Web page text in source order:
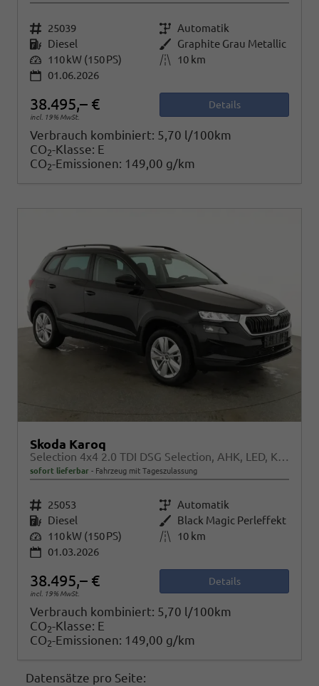
Fahrzeugnr. 25039 Getriebe Automatik
Kraftstoff Diesel Außenfarbe Graphite Grau Metallic
Leistung 110 kW (150 PS) Kilometerstand
10 km
01.06.2026
38.495,– €
incl. 19% MwSt.
Details
Verbrauch kombiniert: 5,70 l/100km
CO2-Klasse: E
CO2-Emissionen: 149,00 g/km
Skoda Karoq
Selection 4x4 2.0 TDI DSG Selection, AHK, LED, Kamera, Winter, el. Klappe, 4 J.-Garantie
sofort lieferbar Fahrzeug mit Tageszulassung
Fahrzeugnr. 25053 Getriebe Automatik
Kraftstoff Diesel Außenfarbe Black Magic Perleffekt
Leistung 110 kW (150 PS) Kilometerstand
10 km
01.03.2026
38.495,– €
incl. 19% MwSt.
Details
Verbrauch kombiniert: 5,70 l/100km
CO2-Klasse: E
CO2-Emissionen: 149,00 g/km
Datensätze pro Seite: